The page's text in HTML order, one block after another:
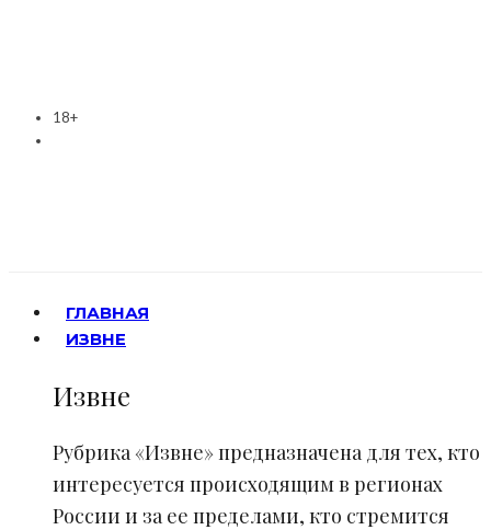
18+
ГЛАВНАЯ
ИЗВНЕ
Извне
Рубрика «Извне» предназначена для тех, кто
интересуется происходящим в регионах
России и за ее пределами, кто стремится